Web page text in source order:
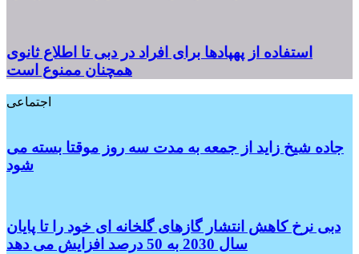
استفاده از پهپادها برای افراد در دبی تا اطلاع ثانوی
همچنان ممنوع است
اجتماعی
جاده شیخ زاید از جمعه به مدت سه روز موقتا بسته می
شود
دبی نرخ کاهش انتشار گازهای گلخانه ای خود را تا پایان
سال 2030 به 50 درصد افزایش می دهد